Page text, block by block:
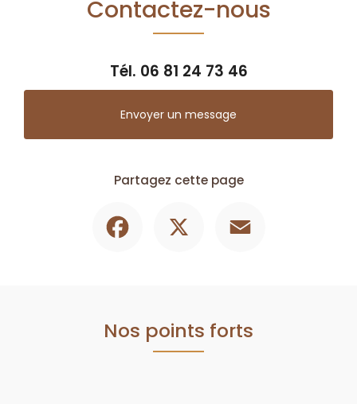
Contactez-nous
Tél. 06 81 24 73 46
Envoyer un message
Partagez cette page
Nos points forts